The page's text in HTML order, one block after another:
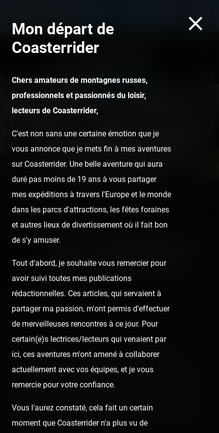
Fête à Neu-Neu (Neuilly-
sur-Seine) — 3 septembre
Home Posts Fête à Neu-Neu (Neuilly-sur-Seine) — 3
septembre 2021
Fête à Neu-Neu (Neuilly-sur-
Seine) — 3 septembre 2021
Published5 years agoby Coasterrider | Reading time:
≈ 4 minutes
😍 2
C'est notre habitude depuis les superbes rencontres
faites en 2018, la Fête à Neu-Neu devient notre passage
récurrent à chaque fin d'été. Sa taille reste inchangée au
Mon départ de
Coasterrider
Chers amateurs de montagnes russes,
professionnels et passionnés du loisir,
lecteurs de Coasterrider,
C'est non sans une certaine émotion que je
vous annonce que je mets fin à mes aventures
sur Coasterrider. Une belle aventure qui aura
duré pas moins de 19 ans à vous partager
mes expéditions à travers l'Europe et le monde
dans les parcs d'attractions, les fêtes foraines
et autres lieux de divertissement où il fait bon
de s'y amuser.
Tout d'abord, je souhaite vous remercier pour
avoir suivi toutes mes publications
rédactionnelles. Ces articles, qui servaient à
partager ma passion, m'ont permis d'effectuer
de merveilleuses rencontres à ce jour. Pour
certain(e)s lectrices/lecteurs qui venaient par
ici, ces aventures m'ont amené à collaborer
actuellement avec vos équipes, et je vous
remercie pour votre confiance.
Vous l'aurez constaté, cela fait un certain
moment que Coasterrider n'a plus vu de